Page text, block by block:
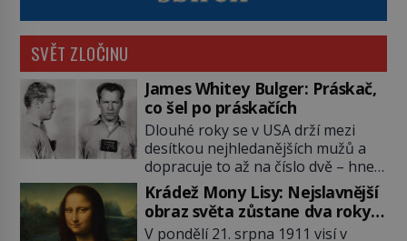
SVĚT ZLOČINU
James Whitey Bulger: Práskač,
co šel po práskačích
Dlouhé roky se v USA drží mezi
desítkou nejhledanějších mužů a
dopracuje to až na číslo dvě – hned
po Usámovi bin Ládinovi (1957–
2011). To je James „Whitey“ Bulger
(1929–2018) viněný ze spoluúčasti
Krádež Mony Lisy: Nejslavnější
obraz světa zůstane dva roky
nezvěstný
V pondělí 21. srpna 1911 visí v